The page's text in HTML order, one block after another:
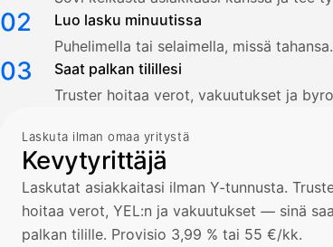
02
Luo lasku minuutissa
Puhelimella tai selaimella, missä tahansa.
03
Saat palkan tilillesi
Truster hoitaa verot, vakuutukset ja
Laskuta ilman omaa yritystä
Kevytyrittäjä
Laskutat asiakkaitasi ilman Y-tunnusta.
hoitaa verot, YEL:n ja vakuutukset — sinä
palkan tilille. Provisio 3,99 % tai 55 €/kk.